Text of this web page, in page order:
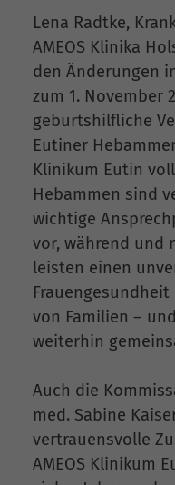
Lena Radtke,
AMEOS Klinika
den Änderungen
zum 1. November
geburtshilfliche
Eutiner
Klinikum Eutin
Hebammen sind
wichtige
vor, während und
leisten einen
von Familien –
weiterhin
Auch die
med. Sabine
vertrauensvolle
AMEOS Klinikum